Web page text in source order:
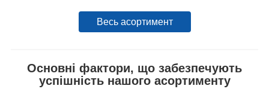
Весь асортимент
Основні фактори, що забезпечують
успішність нашого асортименту